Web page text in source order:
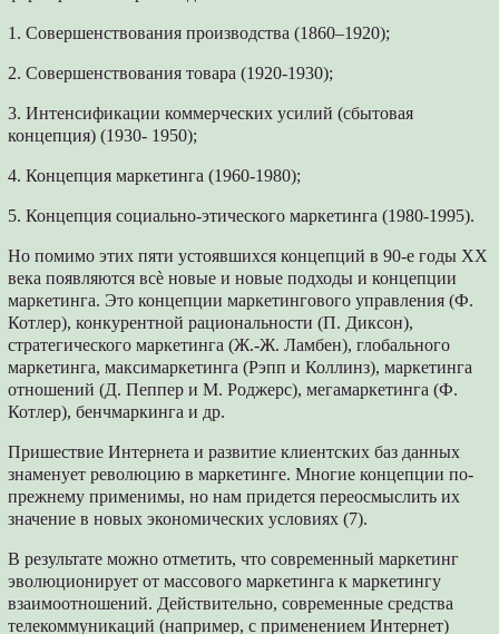
1. Совершенствования производства (1860–1920);
2. Совершенствования товара (1920-1930);
3. Интенсификации коммерческих усилий (сбытовая
концепция) (1930- 1950);
4. Концепция маркетинга (1960-1980);
5. Концепция социально-этического маркетинга (1980-1995).
Но помимо этих пяти устоявшихся концепций в 90-е годы ХХ
века появляются всѐ новые и новые подходы и концепции
маркетинга. Это концепции маркетингового управления (Ф.
Котлер), конкурентной рациональности (П. Диксон),
стратегического маркетинга (Ж.-Ж. Ламбен), глобального
маркетинга, максимаркетинга (Рэпп и Коллинз), маркетинга
отношений (Д. Пеппер и М. Роджерс), мегамаркетинга (Ф.
Котлер), бенчмаркинга и др.
Пришествие Интернета и развитие клиентских баз данных
знаменует революцию в маркетинге. Многие концепции по-
прежнему применимы, но нам придется переосмыслить их
значение в новых экономических условиях (7).
В результате можно отметить, что современный маркетинг
эволюционирует от массового маркетинга к маркетингу
взаимоотношений. Действительно, современные средства
телекоммуникаций (например, с применением Интернет)